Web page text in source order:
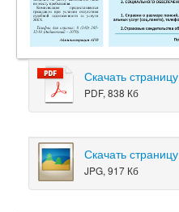
Скачать страницу
PDF, 838 Кб
Скачать страницу
JPG, 917 Кб